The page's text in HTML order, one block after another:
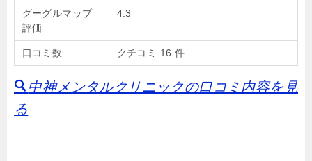
グーグルマップ
評価
4.3
口コミ数 クチコミ 16 件
中神メンタルクリニックの口コミ内容を見
る